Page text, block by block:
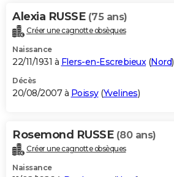
Alexia RUSSE (75 ans)
Créer une cagnotte obsèques
Naissance
22/11/1931 à Flers-en-Escrebieux(Nord)
Décès
20/08/2007 à Poissy(Yvelines)
Rosemond RUSSE (80 ans)
Créer une cagnotte obsèques
Naissance